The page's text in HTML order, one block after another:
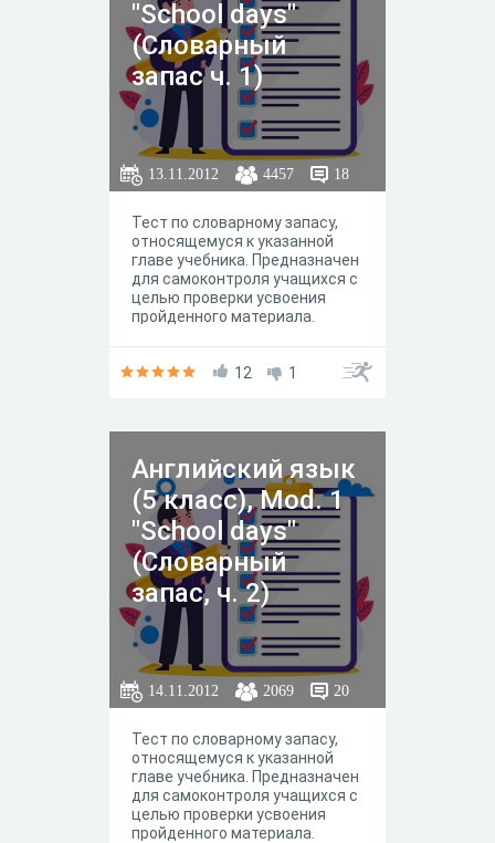
"School days"
(Словарный
запас ч. 1)
13.11.2012 4457 18
Тест по словарному запасу,
относящемуся к указанной
главе учебника. Предназначен
для самоконтроля учащихся с
целью проверки усвоения
пройденного материала.
12 1
Английский язык
(5 класс), Mod. 1
"School days"
(Словарный
запас, ч. 2)
14.11.2012 2069 20
Тест по словарному запасу,
относящемуся к указанной
главе учебника. Предназначен
для самоконтроля учащихся с
целью проверки усвоения
пройденного материала.